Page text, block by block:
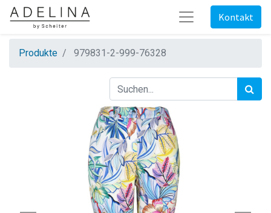
Kontakt
Produkte 979831-2-999-76328